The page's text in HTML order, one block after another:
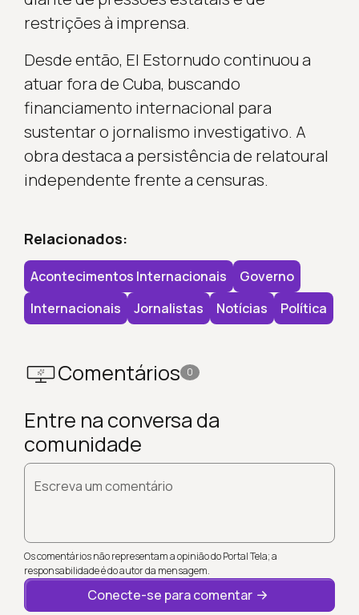
restrições à imprensa.
Desde então, El Estornudo continuou a
atuar fora de Cuba, buscando
financiamento internacional para
sustentar o jornalismo investigativo. A
obra destaca a persistência de relatoural
independente frente a censuras.
Relacionados:
Acontecimentos Internacionais
Governo
Internacionais
Jornalistas Notícias Política
Comentários 0
Entre na conversa da
comunidade
Escreva um comentário
Os comentários não representam a opinião do Portal Tela; a
responsabilidade é do autor da mensagem.
Conecte-se para comentar